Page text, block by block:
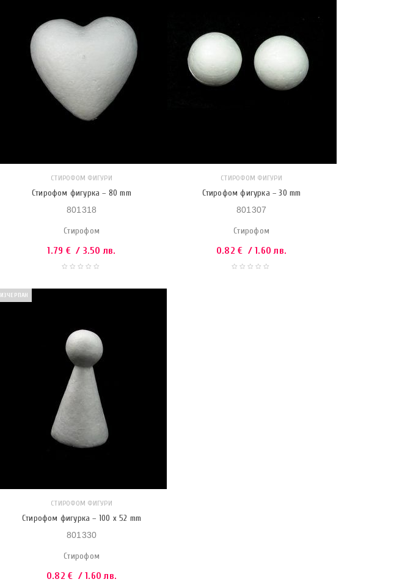
СТИРОФОМ ФИГУРИ
Стирофом фигурка – 80 mm
801318
Стирофом
1.79 € / 3.50 лв.
СТИРОФОМ ФИГУРИ
Стирофом фигурка – 30 mm
801307
Стирофом
0.82€ / 1.60 лв.
ИЗЧЕРПАН
СТИРОФОМ ФИГУРИ
Стирофом фигурка – 100 x 52 mm
801330
Стирофом
0.82€ / 1.60 лв.